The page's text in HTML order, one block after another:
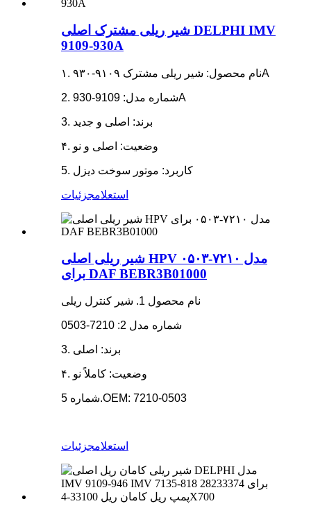
شیر ریلی مشترک اصلی DELPHI IMV
9109-930A
۱. نام محصول: شیر ریلی مشترک ۹۱۰۹-۹۳۰A
2. شماره مدل: 9109-930A
3. برند: اصلی و جدید
۴. وضعیت: اصلی و نو
5. کاربرد: موتور سوخت دیزل
استعلامجزئیات
شیر ریلی اصلی HPV مدل ۷۲۱۰-۰۵۰۳
برای DAF BEBR3B01000
نام محصول 1. شیر کنترل ریلی
شماره مدل 2: 7210-0503
3. برند: اصلی
۴. وضعیت: کاملاً نو
شماره 5.OEM: 7210-0503
استعلامجزئیات